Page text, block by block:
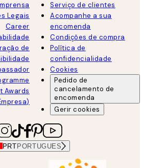
Legais
Career
de
Awards
Serviço de clientes
Acompanhe a sua
encomenda
Condições de compra
Política de
confidencialidade
Cookies
Pedido de
cancelamento de
encomenda
Gerir cookies
PRTPORTUGUES